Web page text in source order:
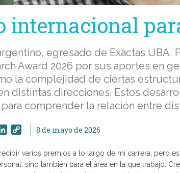
internacional
egresado de Exactas
Award 2026 por sus aportes en
la complejidad de ciertas
distintas direcciones. Estos
comprender la relación entre
LinkedIn
Copy8 de mayo de 2026
varios premios a lo largo de mi carrera, pero
sino también para el área en la que trabajo.